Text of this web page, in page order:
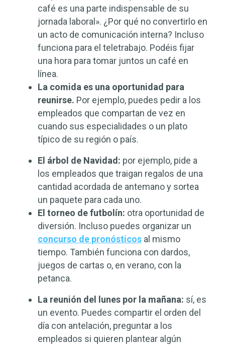
café es una parte indispensable de su
jornada laboral». ¿Por qué no convertirlo en
un acto de comunicación interna? Incluso
funciona para el teletrabajo. Podéis fijar
una hora para tomar juntos un café en
línea.
La comida es una oportunidad para
reunirse. Por ejemplo, puedes pedir a los
empleados que compartan de vez en
cuando sus especialidades o un plato
típico de su región o país.
El árbol de Navidad: por ejemplo, pide a
los empleados que traigan regalos de una
cantidad acordada de antemano y sortea
un paquete para cada uno.
El torneo de futbolín: otra oportunidad de
diversión. Incluso puedes organizar un
concurso de pronósticos al mismo
tiempo. También funciona con dardos,
juegos de cartas o, en verano, con la
petanca.
La reunión del lunes por la mañana: sí, es
un evento. Puedes compartir el orden del
día con antelación, preguntar a los
empleados si quieren plantear algún